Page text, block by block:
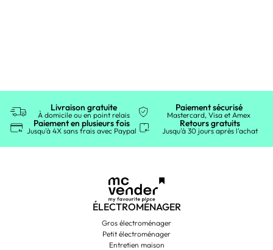
Livraison gratuite
À domicile ou en point relais
Paiement sécurisé
Mastercard, Visa et Amex
Paiement en plusieurs fois
Jusqu'à 4X sans frais avec Paypal
Retours gratuits
Jusqu'à 30 jours après l'achat
ÉLECTROMÉNAGER
Gros électroménager
Petit électroménager
Entretien maison